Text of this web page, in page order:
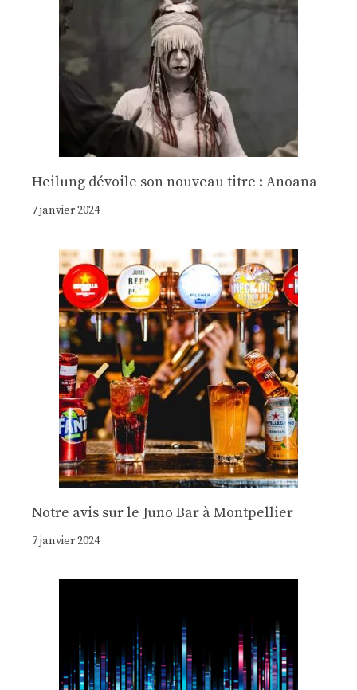
Heilung dévoile son nouveau titre : Anoana
7 janvier 2024
Notre avis sur le Juno Bar à Montpellier
7 janvier 2024